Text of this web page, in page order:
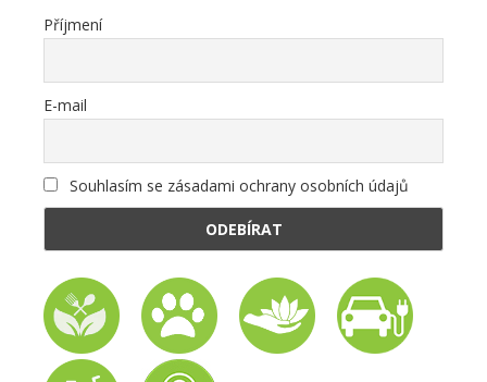
Příjmení
E-mail
Souhlasím se zásadami ochrany osobních údajů